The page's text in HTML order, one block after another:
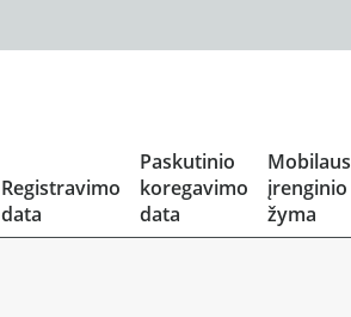
Registravimo
data
Paskutinio
koregavimo
data
Mobilaus
įrenginio
žyma